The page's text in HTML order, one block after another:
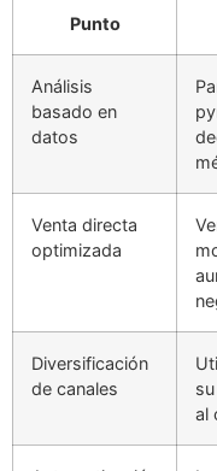
Punto
Análisis
basado en
datos
Venta directa
optimizada
Diversificación
de canales
al